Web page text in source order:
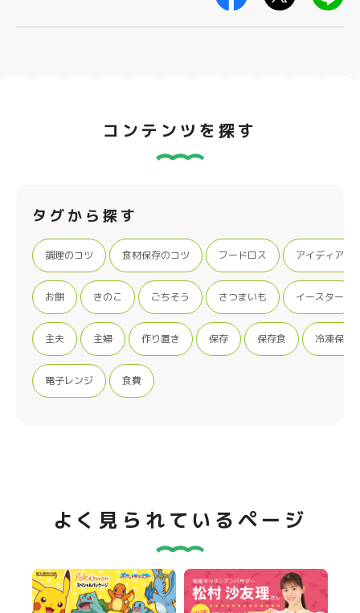
コンテンツを探す
タグから探す
調理のコツ 食材保存のコツ フードロス アイディア特
お餅 きのこ ごちそう さつまいも イースター
主夫 主婦 作り置き 保存 保存食 冷凍保存
電子レンジ 食費
よく見られているページ